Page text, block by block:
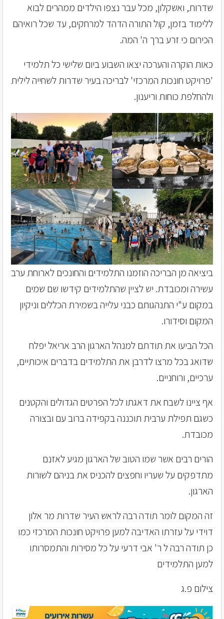
שדרות, ואשקלון, מכל עבר נצפו הילדים ממהרים לבוא
ללימוד בזמן, קול התורה הדהד למרחקים, עד שכל רואיהם
הכירום כי זרע ברך ה' המה.
כאות הוקרה והערכה יצאו השבוע ביום שלישי כל תלמידי
'פרויקט חונכות המרכזי' לבריכה בעיר שדרות לשחייה לילית
ולהחלפת כוחות וריענון.
ביציאה מן הבריכה הוזמנו התלמידים והחונכים לארוחת ערב
עשירה ומכובדת. יש לציין שהתלמידים קידשו שם שמים
במקום ע"י התנהגותם כבני עלייה בשמירת הכללים וניקיון
המקום וסידורו.
הכל הביעו את תודתם למנהל הארגון הרב אריאל יפלח
שדואג בכל מרצו לדרבן את התלמידים בדברים איכותיים,
ערכיים, ורוחניים.
אף ציינו לשבח את דאגתו לכל הפרטים הגדולים והקטנים
כשגם תפילת ערבית תוכננה בקפידה ברוב עם ובצורה
מכובדת.
הורים רבים אשר שמו הטוב של הארגון מגיע לאזנם
מתדפקים על שעריו וחפצים להכניס את בניהם לשורות
הארגון.
זה המקום לומר תודה רבה לראש העיר שדרות מר אלון
דוידי על עזרתו האדיבה למען פרויקט חונכות המרכזי כמו
כן תודה רבה ל ר' אבי דרעי על כל מסירות והתמסרותו
למען התלמידים
צילום פ.ג